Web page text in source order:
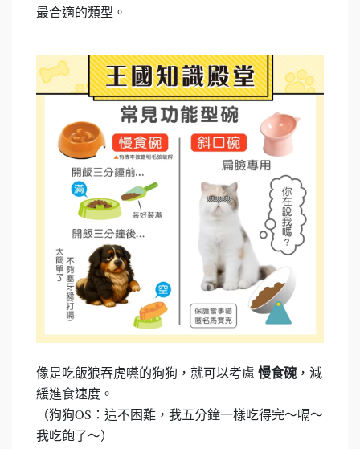
最合適的類型。
像是吃飯狼吞虎嚥的狗狗，就可以考慮 慢食碗 ，減
緩進食速度。
（狗狗OS：這不困難，我五分鐘一樣吃得完～嗝～
我吃飽了～）